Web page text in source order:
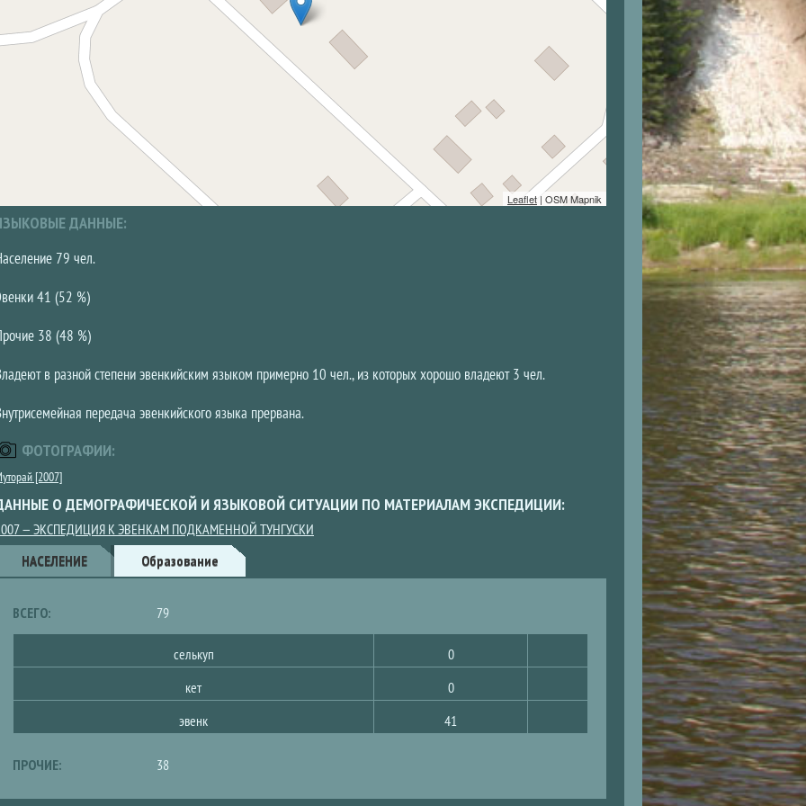
Leaflet | OSM Mapnik
ДАННЫЕ:
79 чел.
41 (52 %)
38 (48 %)
в разной степени эвенкийским языком примерно 10 чел., из которых хорошо владеют 3 чел.
передача эвенкийского языка прервана.
ФОТОГРАФИИ:
[2007]
О ДЕМОГРАФИЧЕСКОЙ И ЯЗЫКОВОЙ СИТУАЦИИ ПО МАТЕРИАЛАМ ЭКСПЕДИЦИИ:
— ЭКСПЕДИЦИЯ К ЭВЕНКАМ ПОДКАМЕННОЙ ТУНГУСКИ
НАСЕЛЕНИЕ (ACTIVE
Образование
ВСЕГО: 79
селькуп
0
кет
0
эвенк
41
ПРОЧИЕ: 38